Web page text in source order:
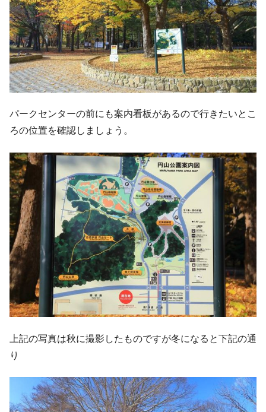
パークセンターの前にも案内看板があるので行きたいとこ
ろの位置を確認しましょう。
上記の写真は秋に撮影したものですが冬になると下記の通
り